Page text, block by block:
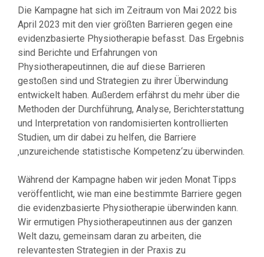
Die Kampagne hat sich im Zeitraum von Mai 2022 bis
April 2023 mit den vier größten Barrieren gegen eine
evidenzbasierte Physiotherapie befasst. Das Ergebnis
sind Berichte und Erfahrungen von
Physiotherapeutinnen, die auf diese Barrieren
gestoßen sind und Strategien zu ihrer Überwindung
entwickelt haben. Außerdem erfährst du mehr über die
Methoden der Durchführung, Analyse, Berichterstattung
und Interpretation von randomisierten kontrollierten
Studien, um dir dabei zu helfen, die Barriere
‚unzureichende statistische Kompetenz‘zu überwinden.
Während der Kampagne haben wir jeden Monat Tipps
veröffentlicht, wie man eine bestimmte Barriere gegen
die evidenzbasierte Physiotherapie überwinden kann.
Wir ermutigen Physiotherapeutinnen aus der ganzen
Welt dazu, gemeinsam daran zu arbeiten, die
relevantesten Strategien in der Praxis zu